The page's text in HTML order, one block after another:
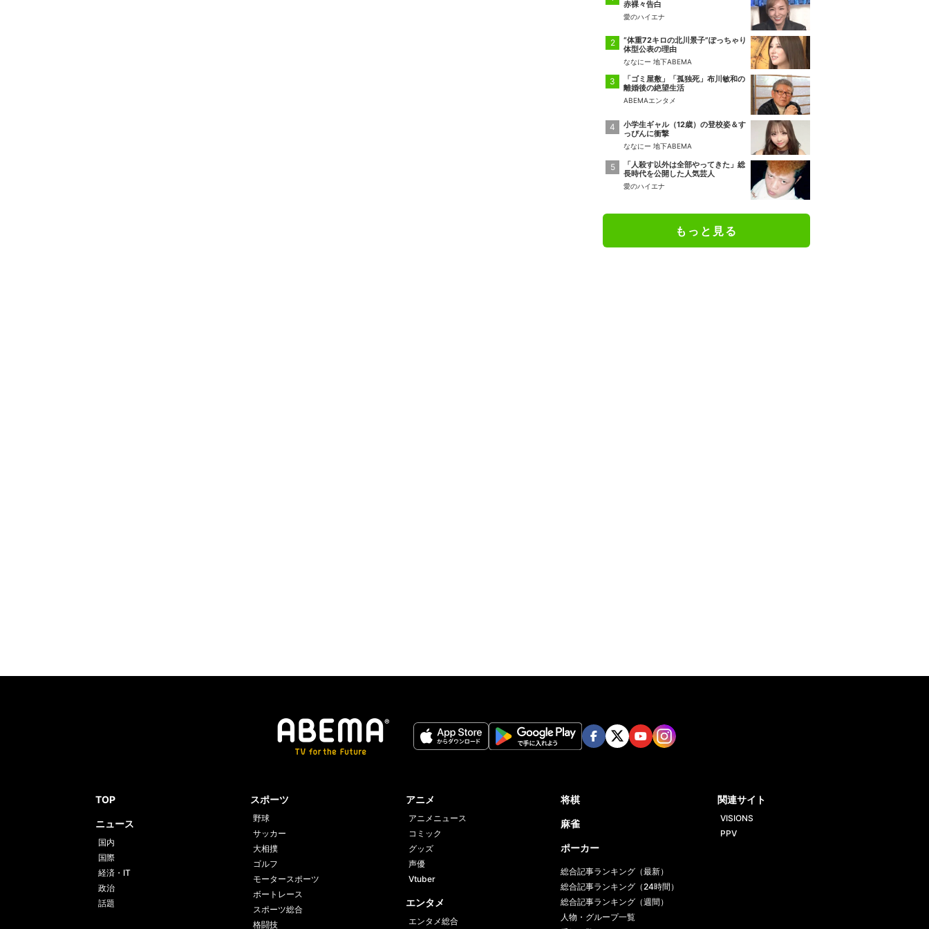
赤裸々告白
愛のハイエナ
“体重72キロの北川景子”ぽっちゃり
体型公表の理由
ななにー 地下ABEMA
「ゴミ屋敷」「孤独死」布川敏和の
離婚後の絶望生活
ABEMAエンタメ
小学生ギャル（12歳）の登校姿＆す
っぴんに衝撃
ななにー 地下ABEMA
「人殺す以外は全部やってきた」総
長時代を公開した人気芸人
愛のハイエナ
もっと見る
TOP
ニュース
国内
国際
経済・IT
政治
話題
スポーツ
野球
サッカー
大相撲
ゴルフ
モータースポーツ
ボートレース
スポーツ総合
格闘技
アニメ
アニメニュース
コミック
グッズ
声優
Vtuber
エンタメ
エンタメ総合
将棋
麻雀
ポーカー
総合記事ランキング（最新）
総合記事ランキング（24時間）
総合記事ランキング（週間）
人物・グループ一覧
関連サイト
VISIONS
PPV